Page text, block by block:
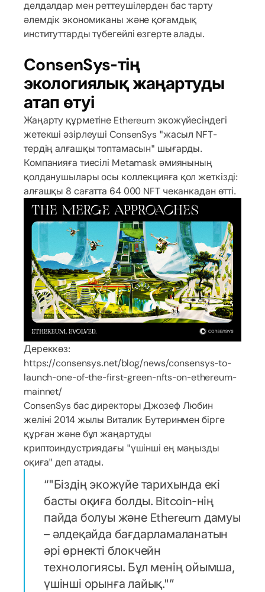
делдалдар мен реттеушілерден бас тарту
әлемдік экономиканы және қоғамдық
институттарды түбегейлі өзгерте алады.
ConsenSys-тің
экологиялық жаңартуды
атап өтуі
Жаңарту құрметіне Ethereum экожүйесіндегі
жетекші әзірлеуші ConsenSys "жасыл NFT-
тердің алғашқы топтамасын" шығарды.
Компанияға тиесілі Metamask әмиянының
қолданушылары осы коллекцияға қол жеткізді:
алғашқы 8 сағатта 64 000 NFT чеканкадан өтті.
Дереккөз:
https://consensys.net/blog/news/consensys-to-
launch-one-of-the-first-green-nfts-on-ethereum-
mainnet/
ConsenSys бас директоры Джозеф Любин
желіні 2014 жылы Виталик Бутеринмен бірге
құрған және бұл жаңартуды
криптоиндустриядағы "үшінші ең маңызды
оқиға" деп атады.
"Біздің экожүйе тарихында екі
басты оқиға болды. Bitcoin-нің
пайда болуы және Ethereum дамуы
– әлдеқайда бағдарламаланатын
әрі өрнекті блокчейн
технологиясы. Бұл менің ойымша,
үшінші орынға лайық."